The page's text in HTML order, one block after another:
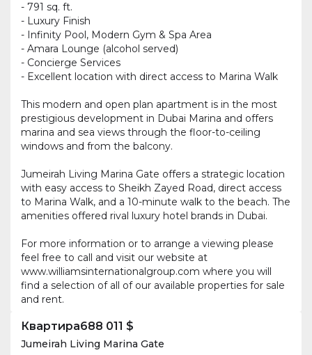
- 791 sq. ft.
- Luxury Finish
- Infinity Pool, Modern Gym & Spa Area
- Amara Lounge (alcohol served)
- Concierge Services
- Excellent location with direct access to Marina Walk
This modern and open plan apartment is in the most
prestigious development in Dubai Marina and offers
marina and sea views through the floor-to-ceiling
windows and from the balcony.
Jumeirah Living Marina Gate offers a strategic location
with easy access to Sheikh Zayed Road, direct access
to Marina Walk, and a 10-minute walk to the beach. The
amenities offered rival luxury hotel brands in Dubai.
For more information or to arrange a viewing please
feel free to call and visit our website at
www.williamsinternationalgroup.com where you will
find a selection of all of our available properties for sale
and rent.
Квартира688 011 $
Jumeirah Living Marina Gate